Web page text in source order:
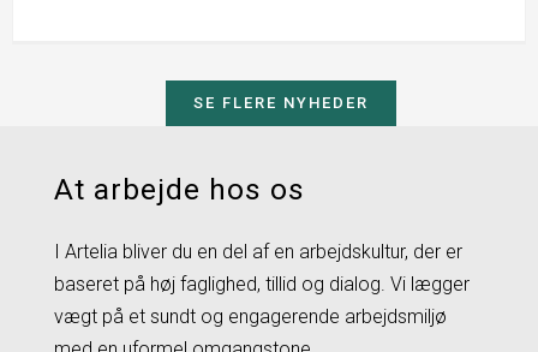
SE FLERE NYHEDER
At arbejde hos os
I Artelia bliver du en del af en arbejdskultur, der er
baseret på høj faglighed, tillid og dialog. Vi lægger
vægt på et sundt og engagerende arbejdsmiljø